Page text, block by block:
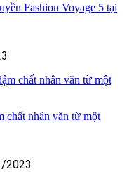
Fashion Voyage 5 tại
chất nhân văn từ một
2023